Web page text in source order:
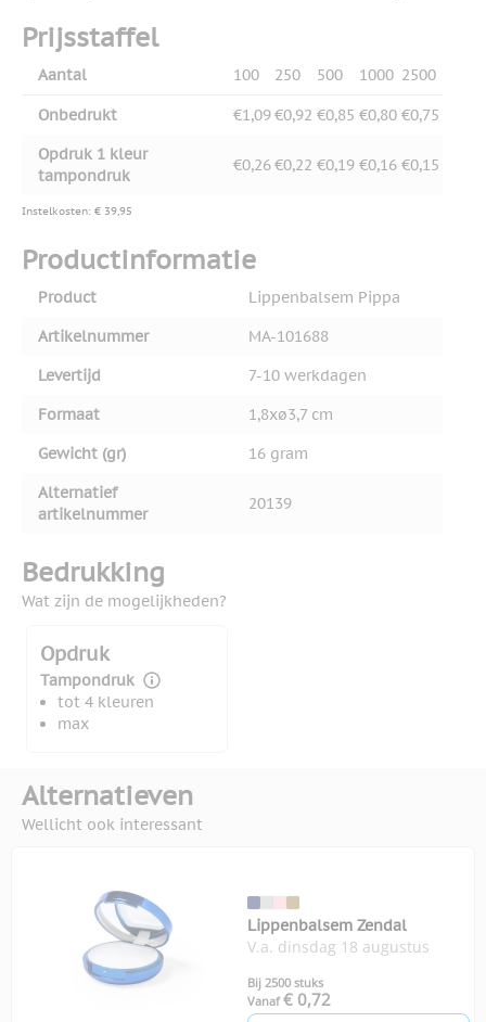
Prijsstaffel
Aantal 100 250 500 1000 2500
Onbedrukt €1,09€0,92 €0,85 €0,80 €0,75
Opdruk 1 kleur
tampondruk
€0,26€0,22 €0,19 €0,16 €0,15
Instelkosten: € 39,95
Productinformatie
Product
Lippenbalsem Pippa
Artikelnummer
MA-101688
Levertijd
7-10 werkdagen
Formaat
1,8xø3,7 cm
Gewicht (gr)
16 gram
Alternatief
artikelnummer
20139
Bedrukking
Wat zijn de mogelijkheden?
Opdruk
Tampondruk
tot 4 kleuren
max
Alternatieven
Wellicht ook interessant
Lippenbalsem Zendal
V.a. dinsdag 18 augustus
Bij 2500 stuks
Vanaf € 0,72